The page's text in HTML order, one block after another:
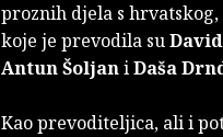
proznih djela s
koje je prevodila su
Antun ŠoljaniDaša
Kao prevoditeljica, ali i